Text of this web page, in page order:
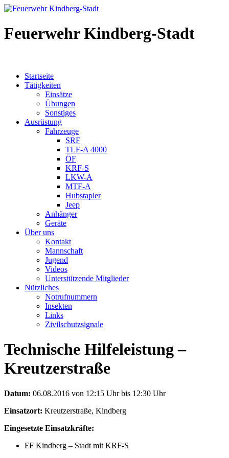
Feuerwehr Kindberg-Stadt
Startseite
Tätigkeiten
Einsätze
Übungen
Sonstiges
Ausrüstung
Fahrzeuge
SRF
TLF-A 4000
ÖF
KRF-S
LKW-A
MTF-A
Hubstapler
Jeep
Anhänger
Geräte
Über uns
Kontakt
Mannschaft
Jugend
Videos
Unterstützende Mitglieder
Nützliches
Notrufnummern
Insekten
Links
Zivilschutzsignale
Technische Hilfeleistung –
Kreutzerstraße
Datum: 06.08.2016 von 12:15 Uhr bis 12:30 Uhr
Einsatzort: Kreutzerstraße, Kindberg
Eingesetzte Einsatzkräfte:
FF Kindberg – Stadt mit KRF-S